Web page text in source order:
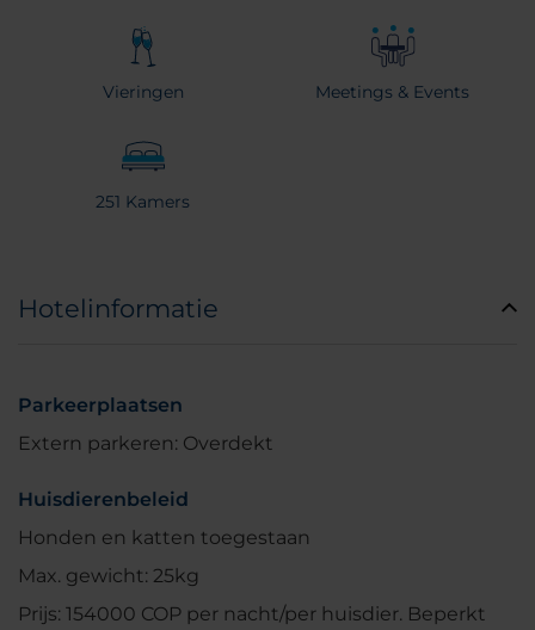
Vieringen Meetings & Events
251 Kamers
Hotelinformatie
Parkeerplaatsen
Extern parkeren: Overdekt
Huisdierenbeleid
Honden en katten toegestaan
Max. gewicht: 25kg
Prijs: 154000 COP per nacht/per huisdier. Beperkt